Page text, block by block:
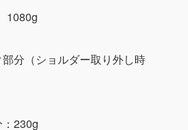
1080g
分（ショルダー取り外し時
230g